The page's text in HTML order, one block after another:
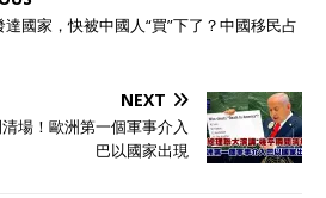
國家，快被中國人“買”下了？中國移民占
NEXT
場！歐洲第一個軍事介入
巴以國家出現